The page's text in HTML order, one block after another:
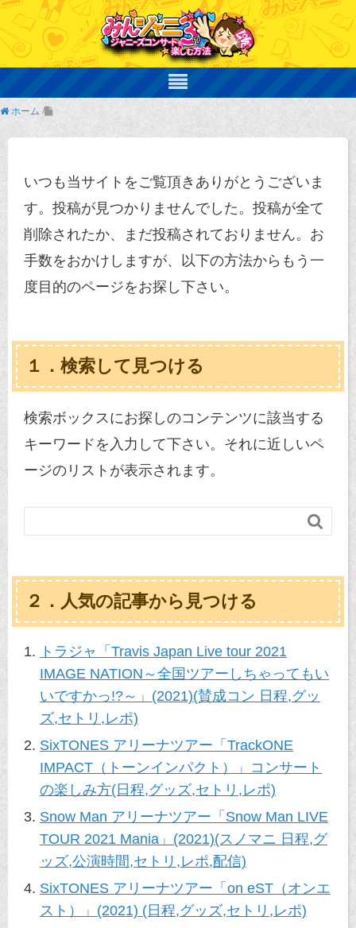
ホーム /
いつも当サイトをご覧頂きありがとうございま
す。投稿が見つかりませんでした。投稿が全て
削除されたか、まだ投稿されておりません。お
手数をおかけしますが、以下の方法からもう一
度目的のページをお探し下さい。
１．検索して見つける
検索ボックスにお探しのコンテンツに該当する
キーワードを入力して下さい。それに近しいペ
ージのリストが表示されます。

２．人気の記事から見つける
トラジャ「Travis Japan Live tour 2021
IMAGE NATION～全国ツアーしちゃってもい
いですかっ!?～」(2021)(賛成コン 日程,グッ
ズ,セトリ,レポ)
SixTONES アリーナツアー「TrackONE
IMPACT（トーンインパクト）」コンサート
の楽しみ方(日程,グッズ,セトリ,レポ)
Snow Man アリーナツアー「Snow Man LIVE
TOUR 2021 Mania」(2021)(スノマニ 日程,グ
ッズ,公演時間,セトリ,レポ,配信)
SixTONES アリーナツアー「on eST（オンエ
スト）」(2021) (日程,グッズ,セトリ,レポ)